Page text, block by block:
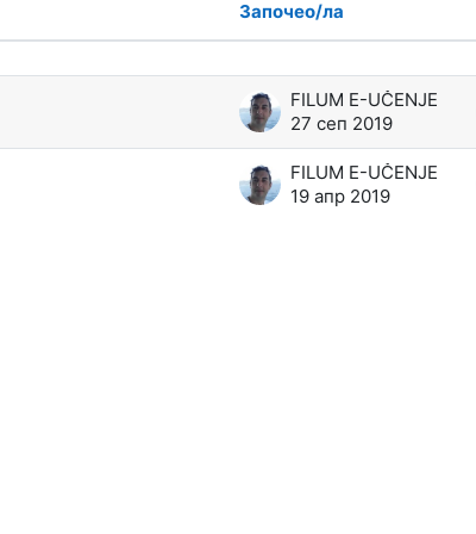
Започео/ла
FILUM E-UČENJE
27 сеп 2019
FILUM E-UČENJE
19 апр 2019